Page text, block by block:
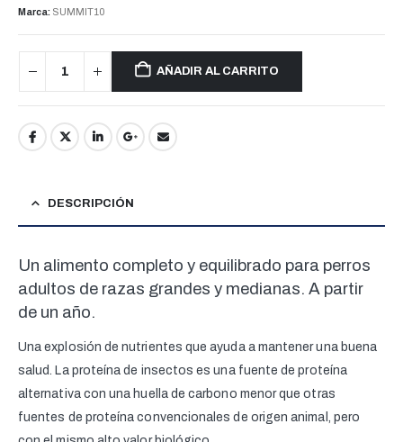
Marca: SUMMIT10
AÑADIR AL CARRITO
DESCRIPCIÓN
Un alimento completo y equilibrado para perros
adultos de razas grandes y medianas. A partir
de un año.
Una explosión de nutrientes que ayuda a mantener una buena
salud. La proteína de insectos es una fuente de proteína
alternativa con una huella de carbono menor que otras
fuentes de proteína convencionales de origen animal, pero